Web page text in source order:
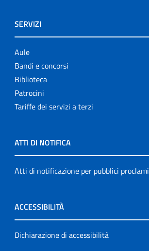
SERVIZI
Aule
Bandi e concorsi
Biblioteca
Patrocini
Tariffe dei servizi a terzi
ATTI DI NOTIFICA
Atti di notificazione per pubblici proclami
ACCESSIBILITÀ
Dichiarazione di accessibilità